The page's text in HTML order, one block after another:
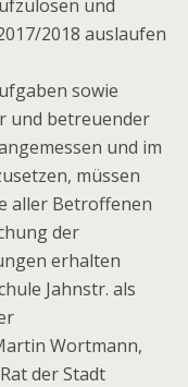
und
2018 auslaufen
sowie
und betreuender
und im
müssen
aller Betroffenen
der
erhalten
Jahnstr. als
Wortmann,
der Stadt